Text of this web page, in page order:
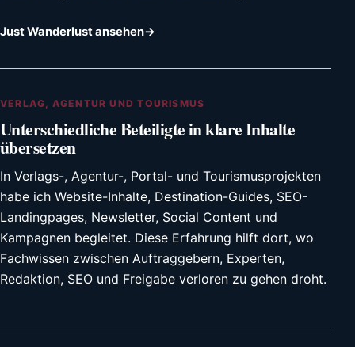
Just Wanderlust ansehen
VERLAG, AGENTUR UND TOURISMUS
Unterschiedliche Beteiligte in klare Inhalte
übersetzen
In Verlags-, Agentur-, Portal- und Tourismusprojekten
habe ich Website-Inhalte, Destination-Guides, SEO-
Landingpages, Newsletter, Social Content und
Kampagnen begleitet. Diese Erfahrung hilft dort, wo
Fachwissen zwischen Auftraggebern, Experten,
Redaktion, SEO und Freigabe verloren zu gehen droht.